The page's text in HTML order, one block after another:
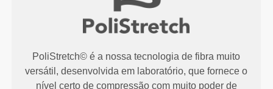
PoliStretch© é a nossa tecnologia de fibra muito
versátil, desenvolvida em laboratório, que fornece o
nível certo de compressão com muito poder de